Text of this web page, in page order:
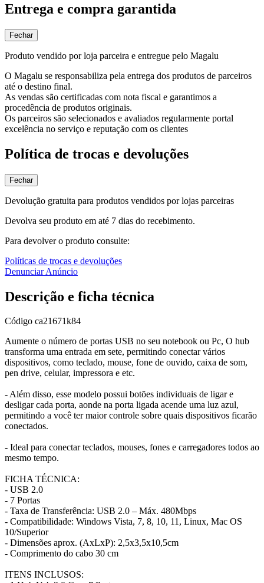
Entrega e compra garantida
Fechar
Produto vendido por loja parceira e entregue pelo Magalu
O Magalu se responsabiliza pela entrega dos produtos de parceiros
até o destino final.
As vendas são certificadas com nota fiscal e garantimos a
procedência de produtos originais.
Os parceiros são selecionados e avaliados regularmente portal
excelência no serviço e reputação com os clientes
Política de trocas e devoluções
Fechar
Devolução gratuita para produtos vendidos por lojas parceiras
Devolva seu produto em até 7 dias do recebimento.
Para devolver o produto consulte:
Políticas de trocas e devoluções
Denunciar Anúncio
Descrição e ficha técnica
Código ca21671k84
Aumente o número de portas USB no seu notebook ou Pc, O hub
transforma uma entrada em sete, permitindo conectar vários
dispositivos, como teclado, mouse, fone de ouvido, caixa de som,
pen drive, celular, impressora e etc.
- Além disso, esse modelo possui botões individuais de ligar e
desligar cada porta, aonde na porta ligada acende uma luz azul,
permitindo a você ter maior controle sobre quais dispositivos ficarão
conectados.
- Ideal para conectar teclados, mouses, fones e carregadores todos ao
mesmo tempo.
FICHA TÉCNICA:
- USB 2.0
- 7 Portas
- Taxa de Transferência: USB 2.0 – Máx. 480Mbps
- Compatibilidade: Windows Vista, 7, 8, 10, 11, Linux, Mac OS
10/Superior
- Dimensões aprox. (AxLxP): 2,5x3,5x10,5cm
- Comprimento do cabo 30 cm
ITENS INCLUSOS: